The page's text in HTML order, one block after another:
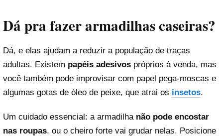
Dá pra fazer armadilhas caseiras?
Dá, e elas ajudam a reduzir a população de traças
adultas. Existem papéis adesivos próprios à venda, mas
você também pode improvisar com papel pega-moscas e
algumas gotas de óleo de peixe, que atrai os insetos.
Um cuidado essencial: a armadilha não pode encostar
nas roupas, ou o cheiro forte vai grudar nelas. Posicione